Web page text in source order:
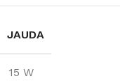
JAUDA
15 W